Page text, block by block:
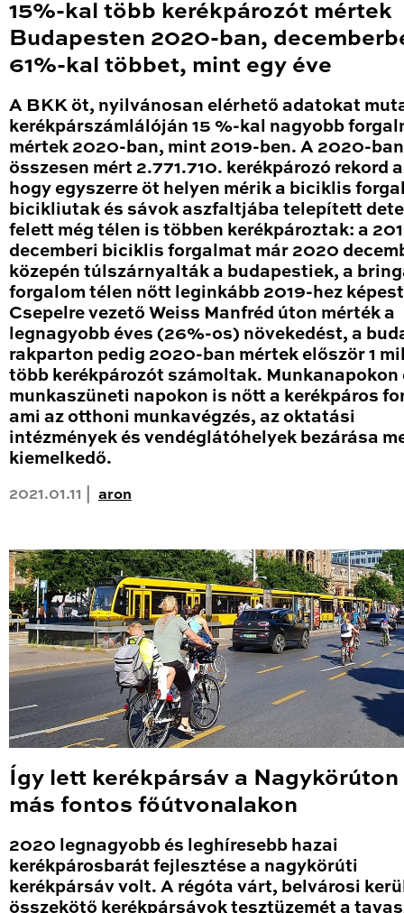
15%-kal több kerékpározót mértek
Budapesten 2020-ban,
61%-kal többet, mint egy éve
A BKK öt, nyilvánosan elérhető adatokat
kerékpárszámlálóján 15 %-kal nagyobb
mértek 2020-ban, mint 2019-ben. A 2020-ban
összesen mért 2.771.710. kerékpározó rekord
hogy egyszerre öt helyen mérik a biciklis
bicikliutak és sávok aszfaltjába telepített
felett még télen is többen kerékpároztak: a
decemberi biciklis forgalmat már 2020
közepén túlszárnyalták a budapestiek, a
forgalom télen nőtt leginkább 2019-hez
Csepelre vezető Weiss Manfréd úton mérték a
legnagyobb éves (26%-os) növekedést, a
rakparton pedig 2020-ban mértek először 1
több kerékpározót számoltak. Munkanapokon
munkaszüneti napokon is nőtt a kerékpáros
ami az otthoni munkavégzés, az oktatási
intézmények és vendéglátóhelyek bezárása
kiemelkedő.
2021.01.11 | aron
Így lett kerékpársáv a Nagykörúton
más fontos főútvonalakon
2020 legnagyobb és leghíresebb hazai
kerékpárosbarát fejlesztése a nagykörúti
kerékpársáv volt. A régóta várt, belvárosi
összekötő kerékpársávok tesztüzemét a